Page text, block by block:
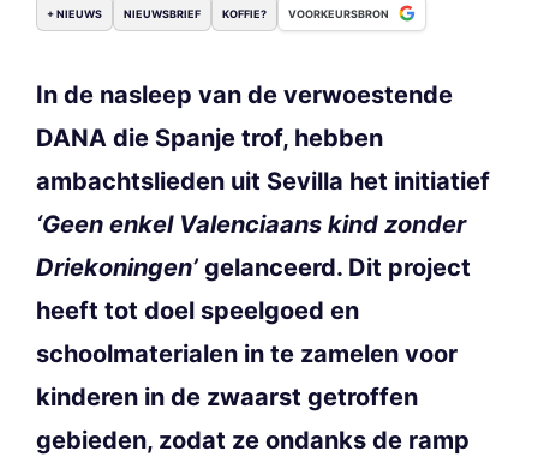
+ NIEUWS NIEUWSBRIEF KOFFIE? VOORKEURSBRON
In de nasleep van de verwoestende
DANA die Spanje trof, hebben
ambachtslieden uit Sevilla het initiatief
‘Geen enkel Valenciaans kind zonder
Driekoningen’gelanceerd. Dit project
heeft tot doel speelgoed en
schoolmaterialen in te zamelen voor
kinderen in de zwaarst getroffen
gebieden, zodat ze ondanks de ramp